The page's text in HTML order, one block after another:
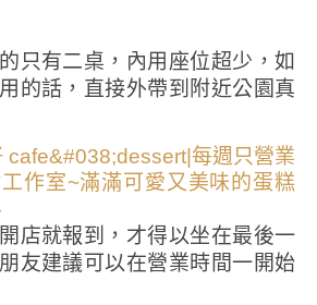
只有二桌，內用座位超少，如
的話，直接外帶到附近公園真
店就報到，才得以坐在最後一
友建議可以在營業時間一開始